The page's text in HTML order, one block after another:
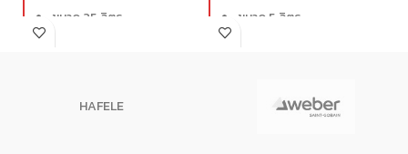
ขนาด 25 ลิตร ขนาด 5 ลิตร
HAFELE